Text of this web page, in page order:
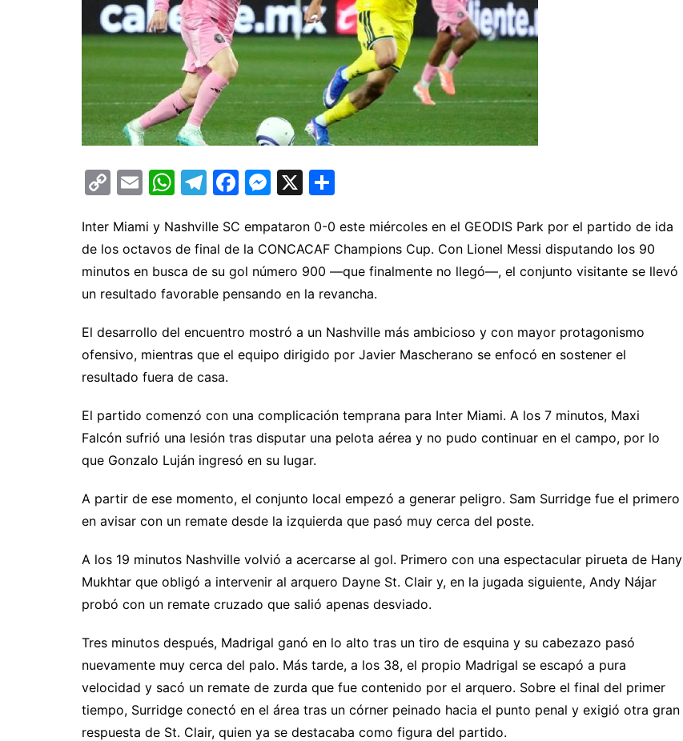
C
p
y
Li
n
k
E
ai
l
W
at
s
A
p
p
T
e
gr
a
m
F
c
e
b
o
o
k
M
s
s
e
n
g
er
X
m
p
ar
tir
Inter Miami y Nashville SC empataron 0-0 este miércoles en el GEODIS Park por el partido de ida
de los octavos de final de la CONCACAF Champions Cup. Con Lionel Messi disputando los 90
minutos en busca de su gol número 900 —que finalmente no llegó—, el conjunto visitante se llevó
un resultado favorable pensando en la revancha.
El desarrollo del encuentro mostró a un Nashville más ambicioso y con mayor protagonismo
ofensivo, mientras que el equipo dirigido por Javier Mascherano se enfocó en sostener el
resultado fuera de casa.
El partido comenzó con una complicación temprana para Inter Miami. A los 7 minutos, Maxi
Falcón sufrió una lesión tras disputar una pelota aérea y no pudo continuar en el campo, por lo
que Gonzalo Luján ingresó en su lugar.
A partir de ese momento, el conjunto local empezó a generar peligro. Sam Surridge fue el primero
en avisar con un remate desde la izquierda que pasó muy cerca del poste.
A los 19 minutos Nashville volvió a acercarse al gol. Primero con una espectacular pirueta de Hany
Mukhtar que obligó a intervenir al arquero Dayne St. Clair y, en la jugada siguiente, Andy Nájar
probó con un remate cruzado que salió apenas desviado.
Tres minutos después, Madrigal ganó en lo alto tras un tiro de esquina y su cabezazo pasó
nuevamente muy cerca del palo. Más tarde, a los 38, el propio Madrigal se escapó a pura
velocidad y sacó un remate de zurda que fue contenido por el arquero. Sobre el final del primer
tiempo, Surridge conectó en el área tras un córner peinado hacia el punto penal y exigió otra gran
respuesta de St. Clair, quien ya se destacaba como figura del partido.